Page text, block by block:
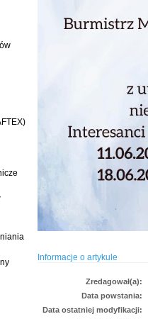
Informacje o artykule
Zredagował(a):
Data powstania:
Data ostatniej modyfikacji: